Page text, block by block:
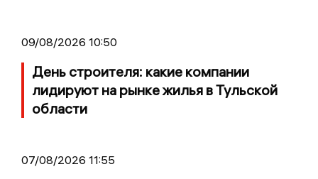
09/08/2026 10:50
День строителя: какие компании
лидируют на рынке жилья в Тульской
области
07/08/2026 11:55